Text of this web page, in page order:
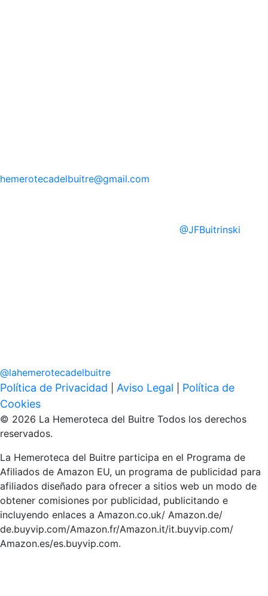
hemerotecadelbuitre@gmail.com
@JFBuitrinski
@lahemerotecadelbuitre
Política de Privacidad Aviso Legal
Política de
Cookies
© 2026 La Hemeroteca del Buitre Todos los derechos
reservados.
La Hemeroteca del Buitre participa en el Programa de
Afiliados de Amazon EU, un programa de publicidad para
afiliados diseñado para ofrecer a sitios web un modo de
obtener comisiones por publicidad, publicitando e
incluyendo enlaces a Amazon.co.uk/ Amazon.de/
de.buyvip.com/Amazon.fr/Amazon.it/it.buyvip.com/
Amazon.es/es.buyvip.com.